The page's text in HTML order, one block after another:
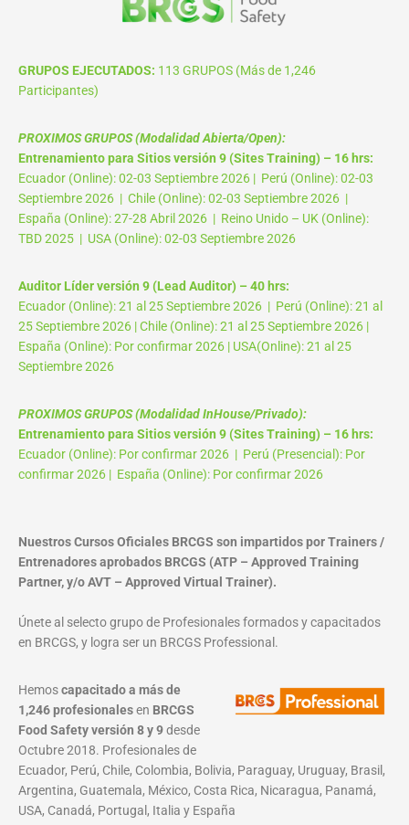
GRUPOS EJECUTADOS: 113 GRUPOS (Más de 1,246
Participantes)
PROXIMOS GRUPOS (Modalidad Abierta/Open):
Entrenamiento para Sitios versión 9 (Sites Training) – 16 hrs:
Ecuador (Online): 02-03 Septiembre 2026 | Perú (Online): 02-03
Septiembre 2026 | Chile (Online): 02-03 Septiembre 2026 |
España (Online): 27-28 Abril 2026 | Reino Unido – UK (Online):
TBD 2025 | USA (Online): 02-03 Septiembre 2026
Auditor Líder versión 9 (Lead Auditor) – 40 hrs:
Ecuador (Online): 21 al 25 Septiembre 2026 | Perú (Online): 21 al
25 Septiembre 2026 | Chile (Online): 21 al 25 Septiembre 2026 |
España (Online): Por confirmar 2026 | USA(Online): 21 al 25
Septiembre 2026
PROXIMOS GRUPOS (Modalidad InHouse/Privado):
Entrenamiento para Sitios versión 9 (Sites Training) – 16 hrs:
Ecuador (Online): Por confirmar 2026 | Perú (Presencial): Por
confirmar 2026 | España (Online): Por confirmar 2026
Nuestros Cursos Oficiales BRCGS son impartidos por Trainers /
Entrenadores aprobados BRCGS (ATP – Approved Training
Partner, y/o AVT – Approved Virtual Trainer).
Únete al selecto grupo de Profesionales formados y capacitados
en BRCGS, y logra ser un BRCGS Professional.
Hemoscapacitado a más de
1,246 profesionalesen BRCGS
Food Safety versión 8 y 9desde
Octubre 2018. Profesionales de
Ecuador, Perú, Chile, Colombia, Bolivia, Paraguay, Uruguay, Brasil,
Argentina, Guatemala, México, Costa Rica, Nicaragua, Panamá,
USA, Canadá, Portugal, Italia y España